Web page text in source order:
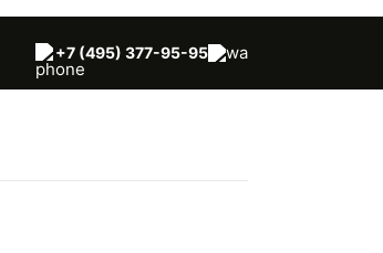
+7 (495) 377-95-95